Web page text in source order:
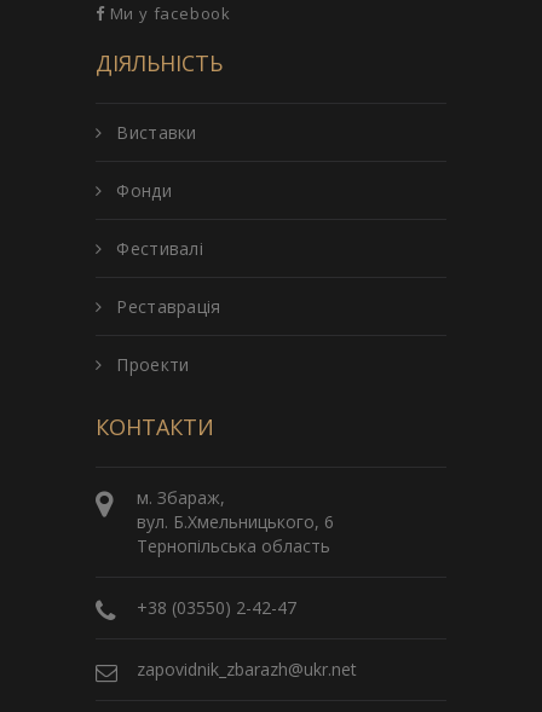
Ми у facebook
ДІЯЛЬНІСТЬ
Виставки
Фонди
Фестивалі
Реставрація
Проекти
КОНТАКТИ
м. Збараж,
вул. Б.Хмельницького, 6
Тернопільська область
+38 (03550) 2-42-47
zapovidnik_zbarazh@ukr.net